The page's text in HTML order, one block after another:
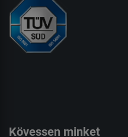
Kövessen minket